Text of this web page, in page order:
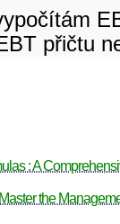
přičtu
: A
the